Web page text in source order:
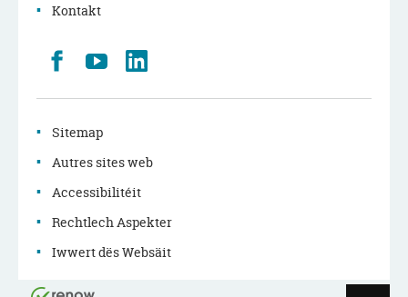
Kontakt
Retrouvez
nous
Youtube
Sitemap
Autres sites web
Accessibilitéit
Rechtlech Aspekter
Iwwert dës Websäit